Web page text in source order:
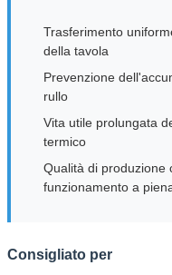
Trasferimento
della tavola
Prevenzione
rullo
Vita utile prolungata
termico
Qualità di produzione
funzionamento a
Consigliato per